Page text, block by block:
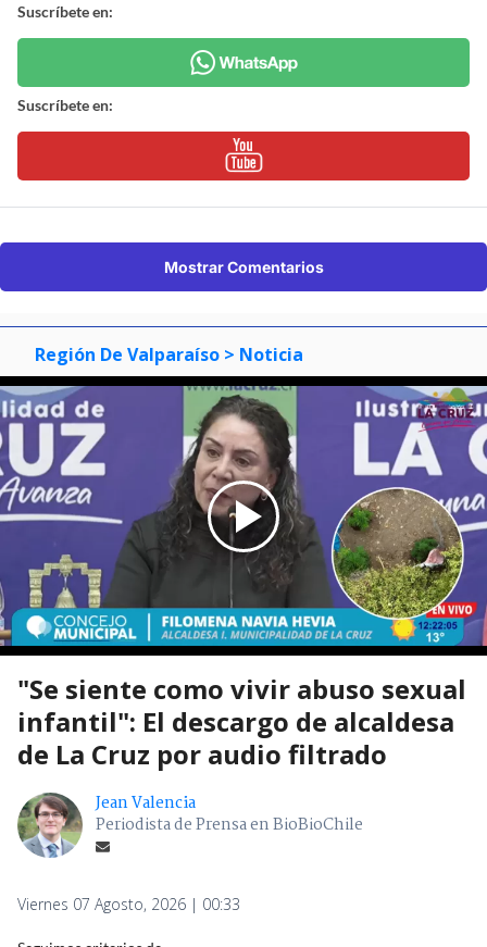
Suscríbete en:
Suscríbete en:
Mostrar Comentarios
Región De Valparaíso > Noticia
"Se siente como vivir abuso sexual
infantil": El descargo de alcaldesa
de La Cruz por audio filtrado
Jean Valencia
Periodista de Prensa en BioBioChile
Viernes 07 Agosto, 2026 | 00:33